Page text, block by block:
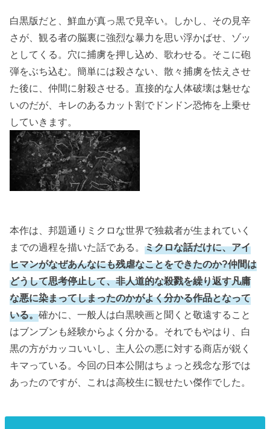
白黒版だと、鮮血が真っ黒で見辛い。しかし、その見辛
さが、観る者の脳裏に強烈な暴力を思い浮かばせ、ゾッ
としてくる。穴に捕虜を押し込め、歌わせる。そこに砲
弾をぶち込む。簡単には殺さない、散々捕虜を怯えさせ
た後に、仲間に射殺させる。直接的な人体破壊は魅せな
いのだが、キレのあるカット割でドンドン恐怖を上乗せ
していきます。
本作は、邦題通りミクロな世界で独裁者が生まれていく
までの過程を描いた話である。ミクロな話だけに、アイ
ヒマンがなぜあんなにも残虐なことをできたのか?仲間は
どうして思考停止して、非人道的な殺戮を繰り返す凡庸
な悪に染まってしまったのかがよく分かる作品となって
いる。確かに、一般人は白黒映画と聞くと敬遠すること
はブンブンも経験からよく分かる。それでもやはり、白
黒の方がカッコいいし、主人公の悪に対する商店が鋭く
キマっている。今回の日本公開はちょっと残念な形では
あったのですが、これは高校生に観せたい傑作でした。